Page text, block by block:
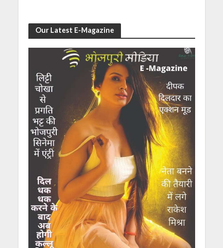
Our Latest E-Magazine